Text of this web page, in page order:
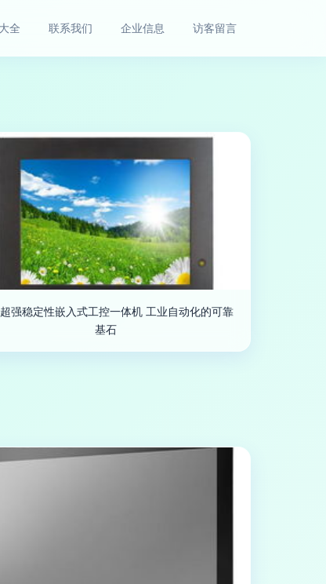
全 联系我们 企业信息 访客留言
强稳定性嵌入式工控一体机 工业自动化的可靠
基石